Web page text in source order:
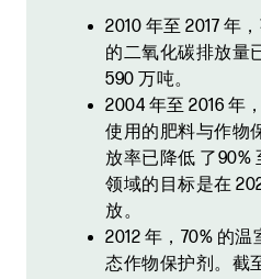
2010 年至 2017 年
的二氧化碳排放量
590 万吨。
2004 年至 2016 年
使用的肥料与作物
放率已降低 了90%
领域的目标是在
放。
2012 年，70% 的
态作物保护剂。截